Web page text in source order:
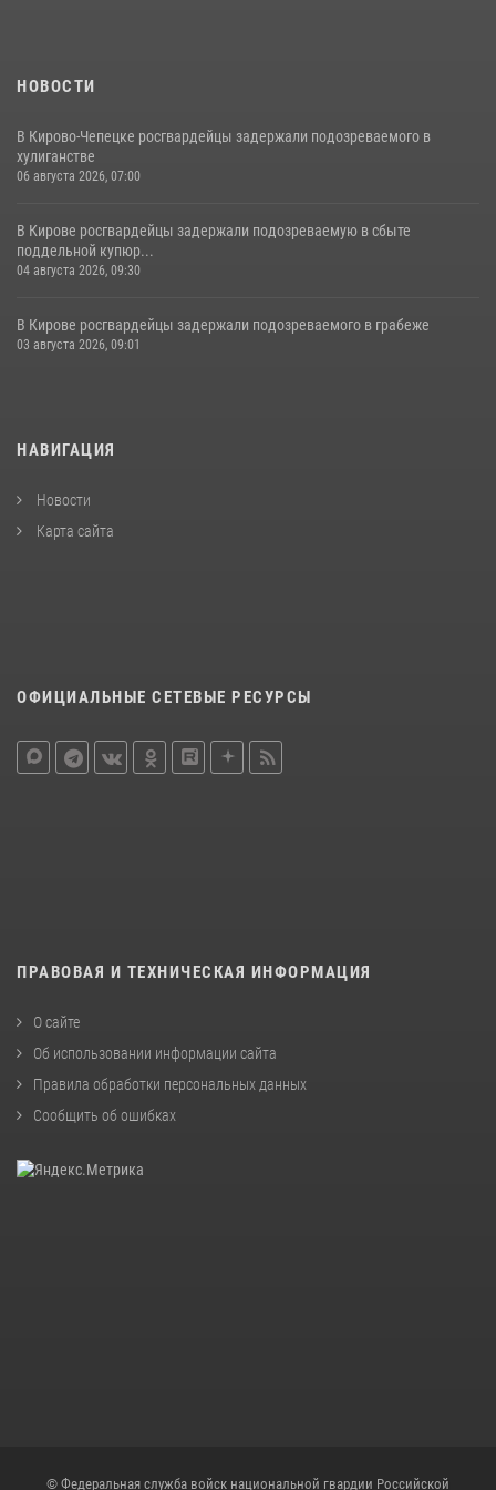
НОВОСТИ
В Кирово-Чепецке росгвардейцы задержали подозреваемого в
хулиганстве
06 августа 2026, 07:00
В Кирове росгвардейцы задержали подозреваемую в сбыте
поддельной купюр...
04 августа 2026, 09:30
В Кирове росгвардейцы задержали подозреваемого в грабеже
03 августа 2026, 09:01
НАВИГАЦИЯ
Новости
Карта сайта
ОФИЦИАЛЬНЫЕ СЕТЕВЫЕ РЕСУРСЫ
ПРАВОВАЯ И ТЕХНИЧЕСКАЯ ИНФОРМАЦИЯ
О сайте
Об использовании информации сайта
Правила обработки персональных данных
Сообщить об ошибках
© Федеральная служба войск национальной гвардии Российской